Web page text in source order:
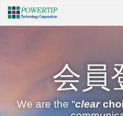
会員
We are the "clear